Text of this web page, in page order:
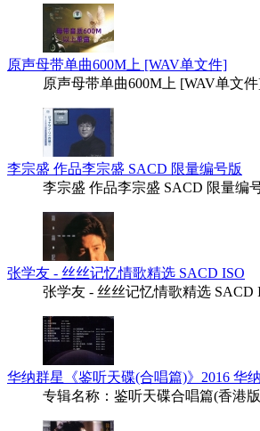
原声母带单曲600M上 [WAV单文件]
原声母带单曲600M上 [WAV单文件
李宗盛 作品李宗盛 SACD 限量编号版
李宗盛 作品李宗盛 SACD 限量编
张学友 - 丝丝记忆情歌精选 SACD ISO
张学友 - 丝丝记忆情歌精选 SACD
华纳群星《鉴听天碟(合唱篇)》2016 华
专辑名称：鉴听天碟合唱篇(香港